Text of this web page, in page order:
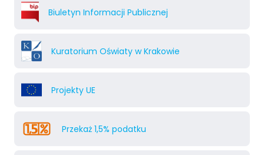
Biuletyn Informacji Publicznej
Kuratorium Oświaty w Krakowie
Projekty UE
Przekaż 1,5% podatku